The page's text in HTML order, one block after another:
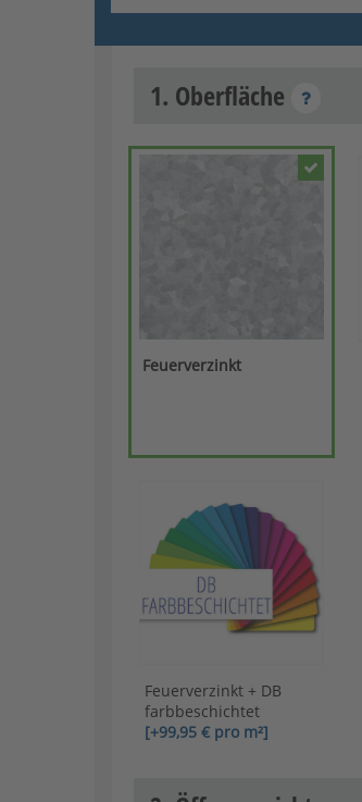
1. Oberfläche
Feuerverzinkt
Feuerverzinkt + DB
farbbeschichtet
[+99,95 € pro m²]